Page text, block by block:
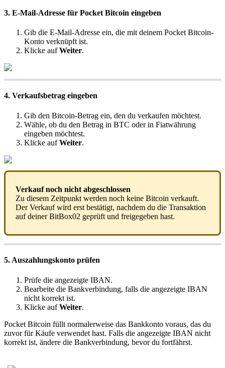
3. E-Mail-Adresse für Pocket Bitcoin eingeben
Gib die E-Mail-Adresse ein, die mit deinem Pocket Bitcoin-
Konto verknüpft ist.
Klicke aufWeiter.
4. Verkaufsbetrag eingeben
Gib den Bitcoin-Betrag ein, den du verkaufen möchtest.
Wähle, ob du den Betrag in BTC oder in Fiatwährung
eingeben möchtest.
Klicke aufWeiter.
Verkauf noch nicht abgeschlossen
Zu diesem Zeitpunkt werden noch keine Bitcoin verkauft.
Der Verkauf wird erst bestätigt, nachdem du die Transaktion
auf deiner BitBox02 geprüft und freigegeben hast.
5. Auszahlungskonto prüfen
Prüfe die angezeigte IBAN.
Bearbeite die Bankverbindung, falls die angezeigte IBAN
nicht korrekt ist.
Klicke aufWeiter.
Pocket Bitcoin füllt normalerweise das Bankkonto voraus, das du
zuvor für Käufe verwendet hast. Falls die angezeigte IBAN nicht
korrekt ist, ändere die Bankverbindung, bevor du fortfährst.